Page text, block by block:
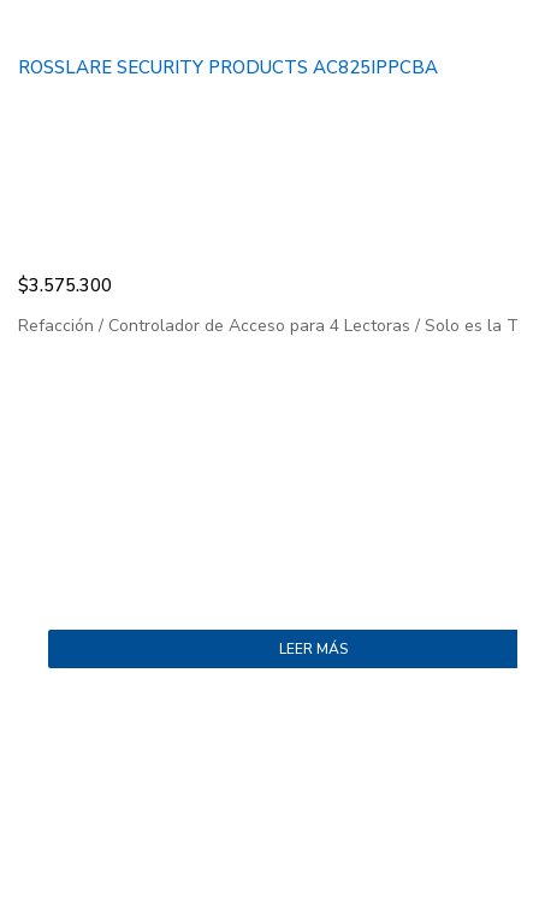
ROSSLARE SECURITY PRODUCTS AC825IPPCBA
$3.575.300
Refacción / Controlador de Acceso para 4 Lectoras / Solo es la
LEER MÁS